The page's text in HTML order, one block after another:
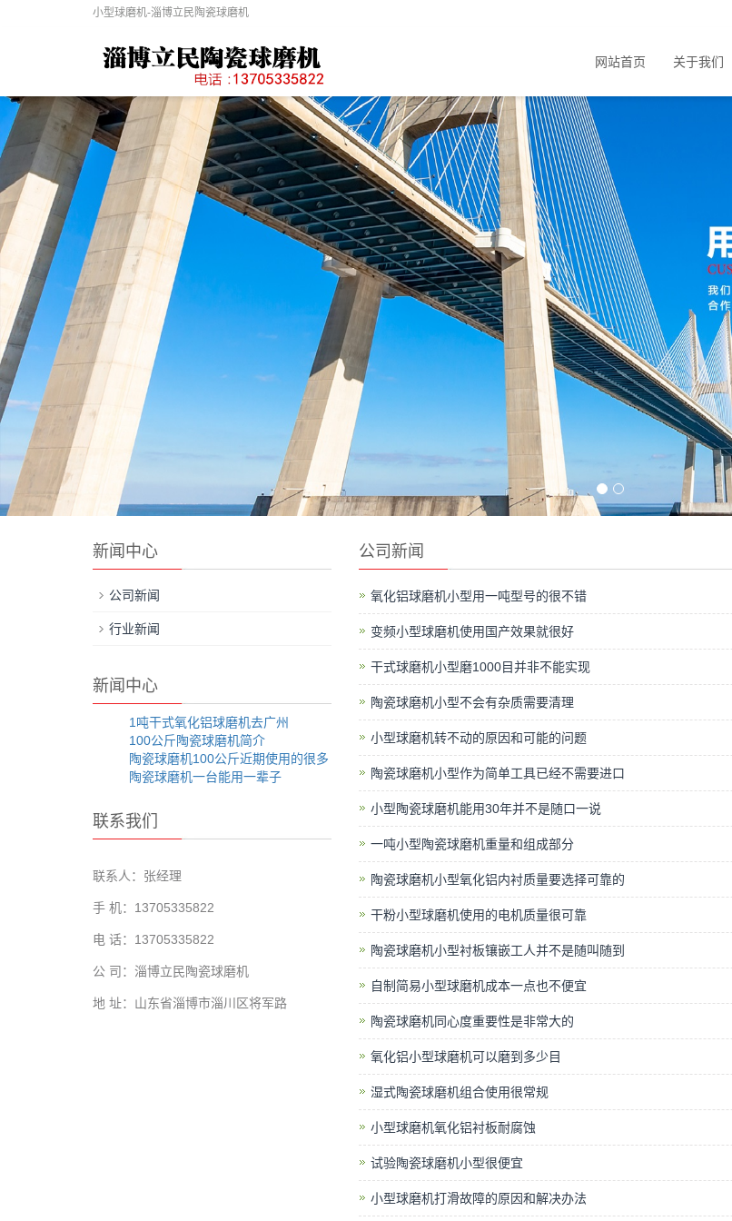
小型球磨机-淄博立民陶瓷球磨机
网站首页 关于我们
公司新闻
氧化铝球磨机小型用一吨型号的很不错
变频小型球磨机使用国产效果就很好
干式球磨机小型磨1000目并非不能实现
陶瓷球磨机小型不会有杂质需要清理
小型球磨机转不动的原因和可能的问题
陶瓷球磨机小型作为简单工具已经不需要进口
小型陶瓷球磨机能用30年并不是随口一说
一吨小型陶瓷球磨机重量和组成部分
陶瓷球磨机小型氧化铝内衬质量要选择可靠的
干粉小型球磨机使用的电机质量很可靠
陶瓷球磨机小型衬板镶嵌工人并不是随叫随到
自制简易小型球磨机成本一点也不便宜
陶瓷球磨机同心度重要性是非常大的
氧化铝小型球磨机可以磨到多少目
湿式陶瓷球磨机组合使用很常规
小型球磨机氧化铝衬板耐腐蚀
试验陶瓷球磨机小型很便宜
小型球磨机打滑故障的原因和解决办法
新闻中心
公司新闻
行业新闻
新闻中心
1吨干式氧化铝球磨机去广州
100公斤陶瓷球磨机简介
陶瓷球磨机100公斤近期使用的很多
陶瓷球磨机一台能用一辈子
联系我们
联系人：张经理
手 机：13705335822
电 话：13705335822
公 司：淄博立民陶瓷球磨机
地 址：山东省淄博市淄川区将军路